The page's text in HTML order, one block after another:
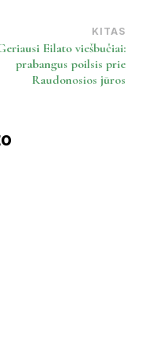
KITAS
Eilato viešbučiai:
prabangus poilsis prie
Raudonosios jūros